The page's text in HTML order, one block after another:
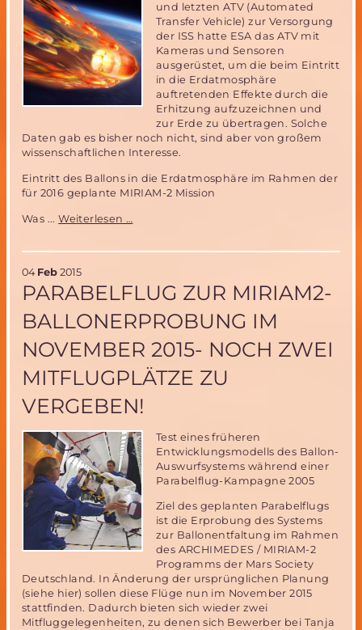
wird
und letzten ATV (Automated
Transfer Vehicle) zur Versorgung
der ISS hatte ESA das ATV mit
Kameras und Sensoren
ausgerüstet, um die beim Eintritt
in die Erdatmosphäre
auftretenden Effekte durch die
Erhitzung aufzuzeichnen und
zur Erde zu übertragen. Solche
Daten gab es bisher noch nicht, sind aber von großem
wissenschaftlichen Interesse.
Eintritt des Ballons in die Erdatmosphäre im Rahmen der
für 2016 geplante MIRIAM-2 Mission
Was ...Weiterlesen …
und
2
04 Feb 2015
PARABELFLUG ZUR MIRIAM2-
BALLONERPROBUNG IM
NOVEMBER 2015- NOCH ZWEI
MITFLUGPLÄTZE ZU
VERGEBEN!
Test eines früheren
Entwicklungsmodells des Ballon-
Auswurfsystems während einer
Parabelflug-Kampagne 2005
Ziel des geplanten Parabelflugs
ist die Erprobung des Systems
zur Ballonentfaltung im Rahmen
des ARCHIMEDES / MIRIAM-2
Programms der Mars Society
Deutschland. In Änderung der ursprünglichen Planung
(siehe hier) sollen diese Flüge nun im November 2015
stattfinden. Dadurch bieten sich wieder zwei
Mitfluggelegenheiten, zu denen sich Bewerber bei Tanja